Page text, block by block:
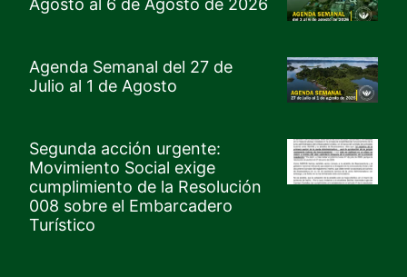
Agosto al 6 de Agosto de 2026
Agenda Semanal del 27 de
Julio al 1 de Agosto
Segunda acción urgente:
Movimiento Social exige
cumplimiento de la Resolución
008 sobre el Embarcadero
Turístico